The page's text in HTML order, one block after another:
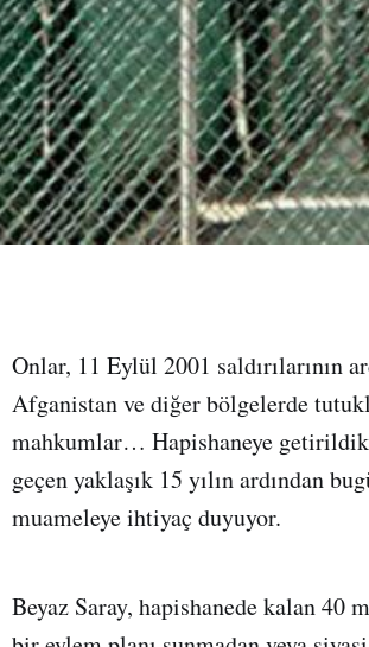
Onlar, 11 Eylül 2001 saldırılarının
Afganistan ve diğer bölgelerde
mahkumlar… Hapishaneye
geçen yaklaşık 15 yılın ardından
muameleye ihtiyaç duyuyor.
Beyaz Saray, hapishanede kalan 40